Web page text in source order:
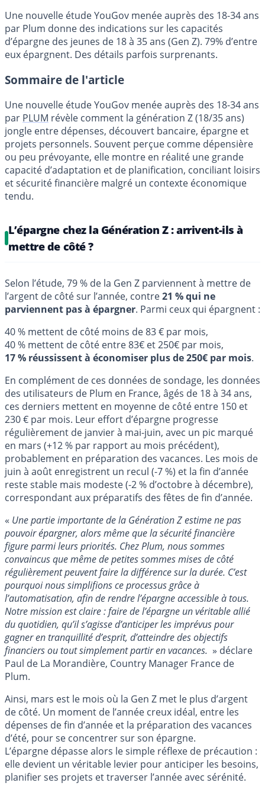
Une nouvelle étude YouGov menée auprès des 18-34 ans
par Plum donne des indications sur les capacités
d’épargne des jeunes de 18 à 35 ans (Gen Z). 79% d’entre
eux épargnent. Des détails parfois surprenants.
Sommaire de l'article
Une nouvelle étude YouGov menée auprès des 18-34 ans
par PLUM révèle comment la génération Z (18/35 ans)
jongle entre dépenses, découvert bancaire, épargne et
projets personnels. Souvent perçue comme dépensière
ou peu prévoyante, elle montre en réalité une grande
capacité d’adaptation et de planification, conciliant loisirs
et sécurité financière malgré un contexte économique
tendu.
L’épargne chez la Génération Z : arrivent-ils à
mettre de côté ?
Selon l’étude, 79 % de la Gen Z parviennent à mettre de
l’argent de côté sur l’année, contre21 % qui ne
parviennent pas à épargner. Parmi ceux qui épargnent :
40 % mettent de côté moins de 83 € par mois,
40 % mettent de côté entre 83€ et 250€ par mois,
17 % réussissent à économiser plus de 250€ par mois.
En complément de ces données de sondage, les données
des utilisateurs de Plum en France, âgés de 18 à 34 ans,
ces derniers mettent en moyenne de côté entre 150 et
230 € par mois. Leur effort d’épargne progresse
régulièrement de janvier à mai-juin, avec un pic marqué
en mars (+12 % par rapport au mois précédent),
probablement en préparation des vacances. Les mois de
juin à août enregistrent un recul (-7 %) et la fin d’année
reste stable mais modeste (-2 % d’octobre à décembre),
correspondant aux préparatifs des fêtes de fin d’année.
« Une partie importante de la Génération Z estime ne pas
pouvoir épargner, alors même que la sécurité financière
figure parmi leurs priorités. Chez Plum, nous sommes
convaincus que même de petites sommes mises de côté
régulièrement peuvent faire la différence sur la durée. C’est
pourquoi nous simplifions ce processus grâce à
l’automatisation, afin de rendre l’épargne accessible à tous.
Notre mission est claire : faire de l’épargne un véritable allié
du quotidien, qu’il s’agisse d’anticiper les imprévus pour
gagner en tranquillité d’esprit, d’atteindre des objectifs
financiers ou tout simplement partir en vacances. » déclare
Paul de La Morandière, Country Manager France de
Plum.
Ainsi, mars est le mois où la Gen Z met le plus d’argent
de côté. Un moment de l’année creux idéal, entre les
dépenses de fin d’année et la préparation des vacances
d’été, pour se concentrer sur son épargne.
L’épargne dépasse alors le simple réflexe de précaution :
elle devient un véritable levier pour anticiper les besoins,
planifier ses projets et traverser l’année avec sérénité.